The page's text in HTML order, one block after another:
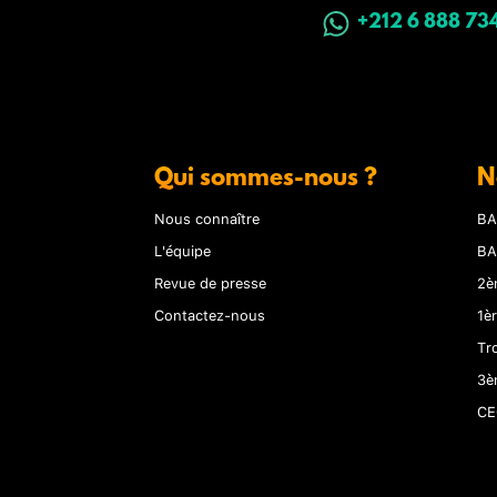
+212 6 888
Qui sommes-nous ?
Nous connaître
L'équipe
Revue de presse
Contactez-nous